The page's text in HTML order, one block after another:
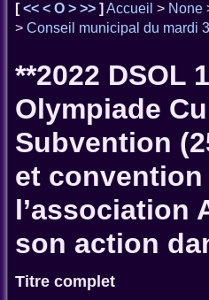
[<< < O > >> ] Accueil > None
> Conseil municipal du mardi
**2022 DSOL
Olympiade
Subvention
et convention
l’association
son action
Titre complet